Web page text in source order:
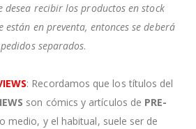
desea recibir los productos en stock
están en preventa, entonces se deberá
separados.
: Recordamos que los títulos del
son cómics y artículos de PRE-
medio, y el habitual, suele ser de